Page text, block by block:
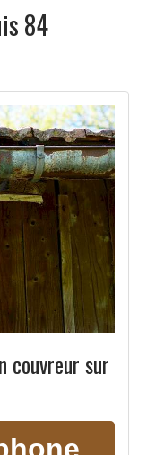
84
couvreur sur